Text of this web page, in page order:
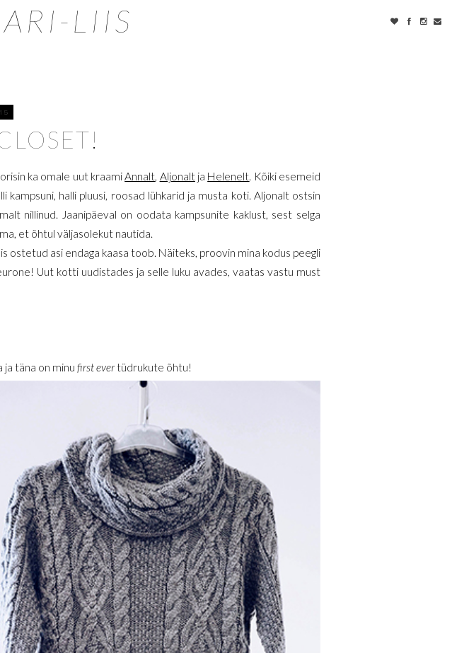
LIIS
ka omale uut kraamiAnnalt, Aljonaltja Helenelt. Kõiki esemeid
kampsuni, halli pluusi, roosad lühkarid ja musta koti. Aljonalt ostsin
nillinud. Jaanipäeval on oodata kampsunite kaklust, sest selga
et õhtul väljasolekut nautida.
ostetud asi endaga kaasa toob. Näiteks, proovin mina kodus peegli
Uut kotti uudistades ja selle luku avades, vaatas vastu must
ja täna on minu first evertüdrukute õhtu!